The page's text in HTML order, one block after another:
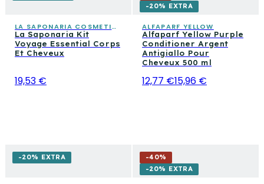
LA SAPONARIA COSMETICA CONSAPEVOLE
La Saponaria Kit
Voyage Essential Corps
Et Cheveux
19,53 €
-20% EXTRA
ALFAPARF YELLOW
Alfaparf Yellow Purple
Conditioner Argent
Antigiallo Pour
Cheveux 500 ml
12,77 €15,96 €
-20% EXTRA -40%
-20% EXTRA